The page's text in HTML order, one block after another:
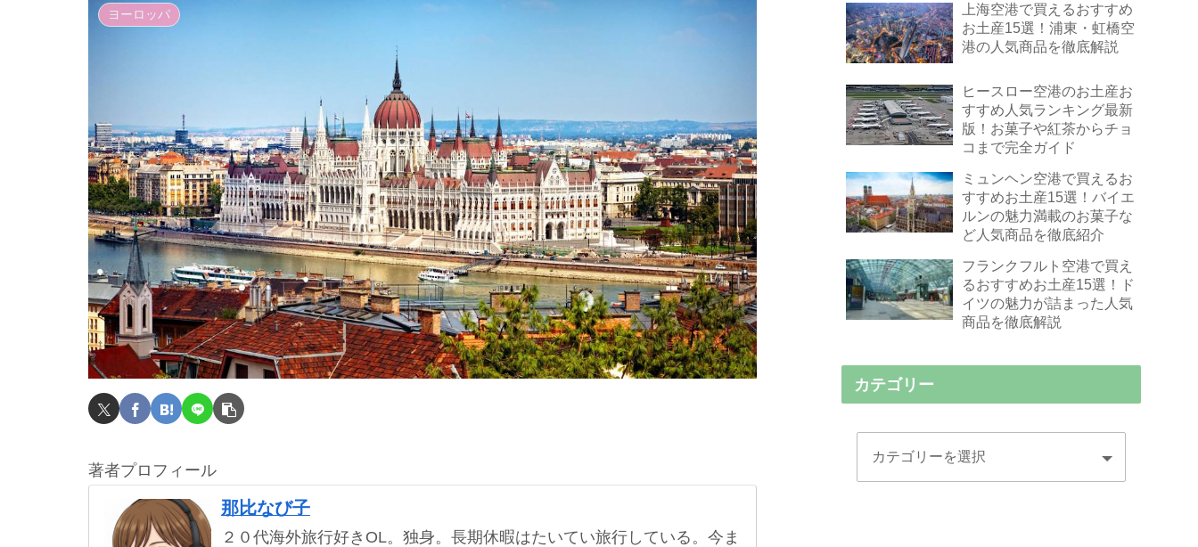
ヨーロッパ
著者プロフィール
那比なび子
２０代海外旅行好きOL。独身。長期休暇はたいてい旅行している。今ま
上海空港で買えるおすすめ
お土産15選！浦東・虹橋空
港の人気商品を徹底解説
ヒースロー空港のお土産お
すすめ人気ランキング最新
版！お菓子や紅茶からチョ
コまで完全ガイド
ミュンヘン空港で買えるお
すすめお土産15選！バイエ
ルンの魅力満載のお菓子な
ど人気商品を徹底紹介
フランクフルト空港で買え
るおすすめお土産15選！ド
イツの魅力が詰まった人気
商品を徹底解説
カテゴリー